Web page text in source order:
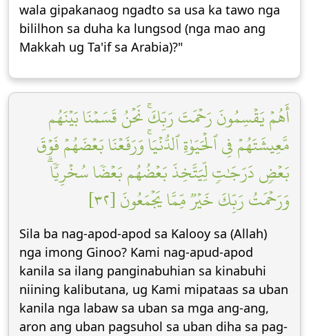
wala gipakanaog ngadto sa usa ka tawo nga
bililhon sa duha ka lungsod (nga mao ang
Makkah ug Ta'if sa Arabia)?"
أَهُمۡ يَقۡسِمُونَ رَحۡمَتَ رَبِّكَۚ نَحۡنُ قَسَمۡنَا بَيۡنَهُم
مَّعِيشَتَهُمۡ فِي ٱلۡحَيَوٰةِ ٱلدُّنۡيَاۚ وَرَفَعۡنَا بَعۡضَهُمۡ فَوۡقَ
بَعۡضٖ دَرَجَٰتٖ لِّيَتَّخِذَ بَعۡضُهُم بَعۡضٗا سُخۡرِيّٗاۗ
وَرَحۡمَتُ رَبِّكَ خَيۡرٞ مِّمَّا يَجۡمَعُونَ [٣٢]
Sila ba nag-apod-apod sa Kalooy sa (Allah)
nga imong Ginoo? Kami nag-apud-apod
kanila sa ilang panginabuhian sa kinabuhi
niining kalibutana, ug Kami mipataas sa uban
kanila nga labaw sa uban sa mga ang-ang,
aron ang uban pagsuhol sa uban diha sa pag-